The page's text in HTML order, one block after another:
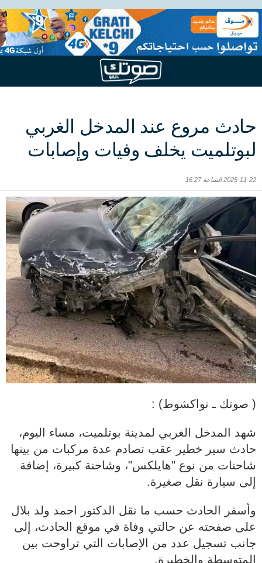
حادث مروع عند المدخل الغربي
لبوتلميت يخلف وفيات وإصابات
2025-11-22 الساعة 16:27
( صوتك ـ نواكشوط) :
شهد المدخل الغربي لمدينة بوتلميت، مساء اليوم،
حادث سير خطير عقب تصادم عدة مركبات من بينها
شاحنات من نوع "هايلكس"، وشاحنة كبيرة، إضافة
إلى سيارة نقل صغيرة.
وأسفر الحادث حسب ما نقل الدكتور احمد ولد بلال
على صفحته عن حالتي وفاة في موقع الحادث، إلى
جانب تسجيل عدد من الإصابات التي تراوحت بين
المتوسطة والخطيرة.